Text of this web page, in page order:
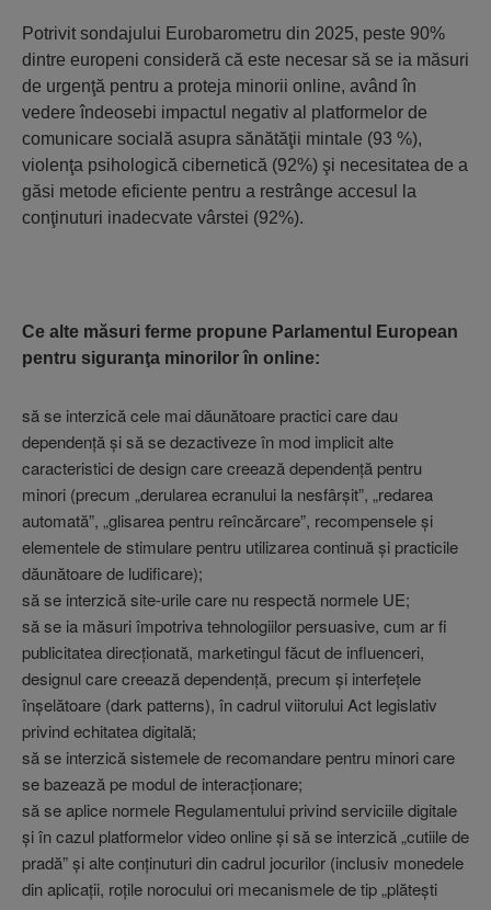
Potrivit sondajului Eurobarometru din 2025, peste 90%
dintre europeni consideră că este necesar să se ia măsuri
de urgenţă pentru a proteja minorii online, având în
vedere îndeosebi impactul negativ al platformelor de
comunicare socială asupra sănătăţii mintale (93 %),
violenţa psihologică cibernetică (92%) şi necesitatea de a
găsi metode eficiente pentru a restrânge accesul la
conţinuturi inadecvate vârstei (92%).
Ce alte măsuri ferme propune Parlamentul European
pentru siguranţa minorilor în online:
să se interzică cele mai dăunătoare practici care dau
dependenţă şi să se dezactiveze în mod implicit alte
caracteristici de design care creează dependenţă pentru
minori (precum „derularea ecranului la nesfârşit”, „redarea
automată”, „glisarea pentru reîncărcare”, recompensele şi
elementele de stimulare pentru utilizarea continuă şi practicile
dăunătoare de ludificare);
să se interzică site-urile care nu respectă normele UE;
să se ia măsuri împotriva tehnologiilor persuasive, cum ar fi
publicitatea direcţionată, marketingul făcut de influenceri,
designul care creează dependenţă, precum şi interfeţele
înşelătoare (dark patterns), în cadrul viitorului Act legislativ
privind echitatea digitală;
să se interzică sistemele de recomandare pentru minori care
se bazează pe modul de interacţionare;
să se aplice normele Regulamentului privind serviciile digitale
şi în cazul platformelor video online şi să se interzică „cutiile de
pradă” şi alte conţinuturi din cadrul jocurilor (inclusiv monedele
din aplicaţii, roţile norocului ori mecanismele de tip „plăteşti